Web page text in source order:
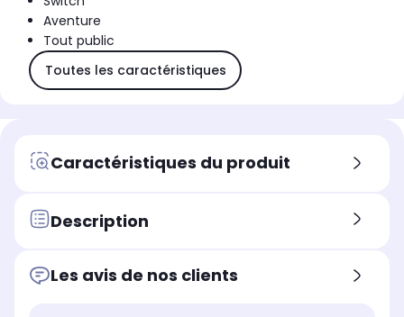
Aventure
Tout public
Toutes les caractéristiques
Caractéristiques du produit
Description
Les avis de nos clients